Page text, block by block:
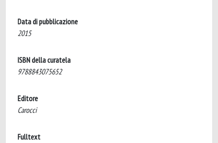
Data di pubblicazione
2015
ISBN della curatela
9788843075652
Editore
Carocci
Fulltext